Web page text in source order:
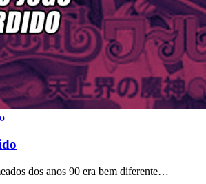
dos anos 90 era bem diferente…